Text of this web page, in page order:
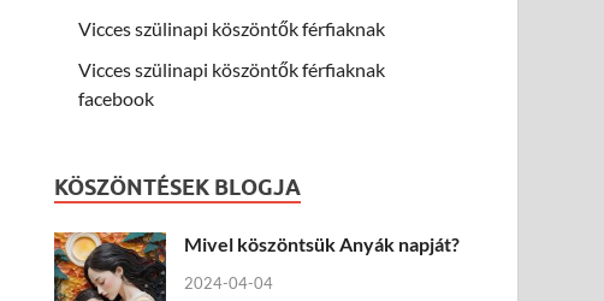
Vicces szülinapi köszöntők férfiaknak
Vicces szülinapi köszöntők férfiaknak
facebook
KÖSZÖNTÉSEK BLOGJA
Mivel köszöntsük Anyák napját?
2024-04-04